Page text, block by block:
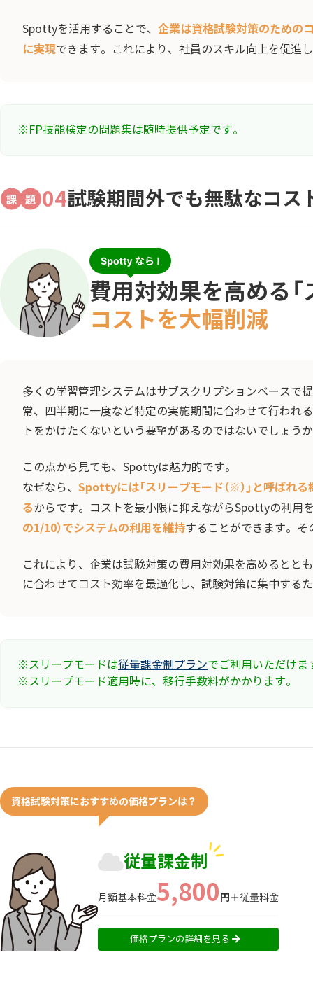
Spottyを活用することで、 企業は資格試験対策のための
に実現できます。これにより、社員のスキル向上を促進
※FP技能検定の問題集は随時提供予定です。
04試験期間外でも無駄なコス
費用対効果を高める「
コストを大幅削減
多くの学習管理システムはサブスクリプションベースで
常、四半期に一度など特定の実施期間に合わせて行われ
トをかけたくないという要望があるのではないでしょう
この点から見ても、Spottyは魅力的です。
なぜなら、 Spottyには「スリープモード（※）」と呼ばれ
るからです。コストを最小限に抑えながらSpottyの利用
の1/10）でシステムの利用を維持することができます。
これにより、企業は試験対策の費用対効果を高めると
に合わせてコスト効率を最適化し、試験対策に集中する
※スリープモードは従量課金制プランでご利用いただけま
※スリープモード適用時に、移行手数料がかかります。
資格試験対策におすすめの価格プランは？
従量課金制
月額基本料金5,800円＋従量料金
価格プランの詳細を見る